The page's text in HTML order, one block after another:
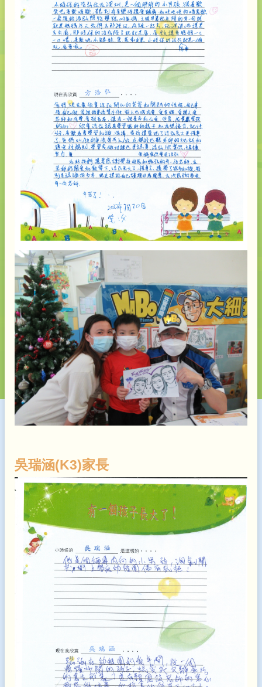
吳瑞涵(K3)家長